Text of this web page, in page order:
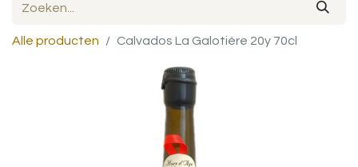
Alle producten Calvados La Galotière 20y 70cl